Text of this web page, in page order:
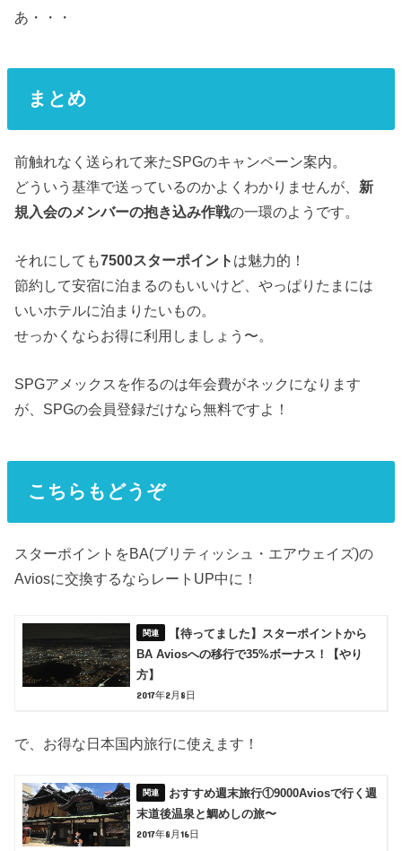
あ・・・
まとめ
前触れなく送られて来たSPGのキャンペーン案内。
どういう基準で送っているのかよくわかりませんが、 新
規入会のメンバーの抱き込み作戦の一環のようです。
それにしても7500スターポイント は魅力的！
節約して安宿に泊まるのもいいけど、やっぱりたまには
いいホテルに泊まりたいもの。
せっかくならお得に利用しましょう〜。
SPGアメックスを作るのは年会費がネックになります
が、SPGの会員登録だけなら無料ですよ！
こちらもどうぞ
スターポイントをBA(ブリティッシュ・エアウェイズ)の
Aviosに交換するならレートUP中に！
【待ってました】スターポイントから
BA Aviosへの移行で35%ボーナス！【やり
方】
2017年2月8日
で、お得な日本国内旅行に使えます！
おすすめ週末旅行①9000Aviosで行く週
末道後温泉と鯛めしの旅〜
2017年8月16日